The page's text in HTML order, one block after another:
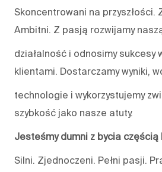
Skoncentrowani na przyszłości.
Ambitni. Z pasją rozwijamy
działalność i odnosimy sukcesy
klientami. Dostarczamy wyniki,
technologie i wykorzystujemy
szybkość jako nasze atuty.
Jesteśmy dumni z bycia częścią
Silni. Zjednoczeni. Pełni pasji.